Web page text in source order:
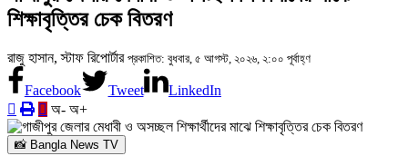
শিক্ষাবৃত্তির চেক বিতরণ
রাজু হাসান, স্টাফ রিপোর্টার প্রকাশিত: বুধবার, ৫ আগস্ট, ২০২৬, ২:০০ পূর্বাহ্ণ
Facebook Tweet
LinkedIn
অ- অ+
📸 Bangla News TV